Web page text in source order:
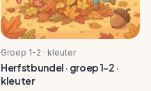
Groep 1-2 · kleuter
Herfstbundel · groep 1-2 ·
kleuter